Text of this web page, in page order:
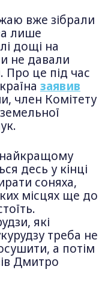
вже зібрали
лише
дощі на
не давали
Про це під час
заявив
член Комітету
десь у кінці
соняха,
місцях ще до
які
треба не
а потім
Дмитро